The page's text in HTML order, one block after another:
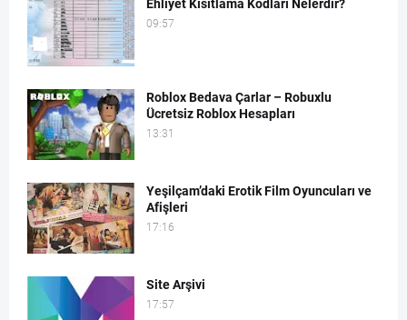
Ehliyet Kısıtlama Kodları Nelerdir?
09:57
Roblox Bedava Çarlar – Robuxlu
Ücretsiz Roblox Hesapları
13:31
Yeşilçam’daki Erotik Film Oyuncuları ve
Afişleri
17:16
Site Arşivi
17:57